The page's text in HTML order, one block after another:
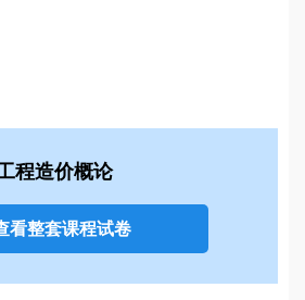
程造价概论
看整套课程试卷